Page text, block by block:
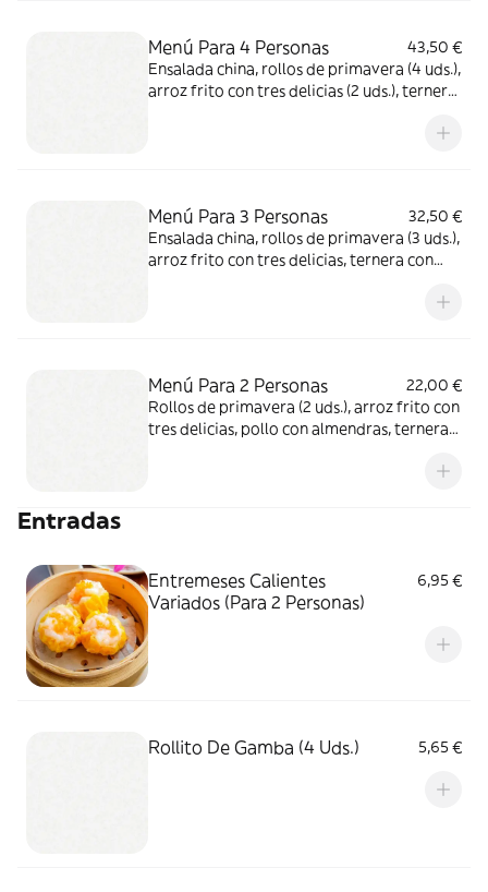
Menú Para 4 Personas
43,50 €
Ensalada china, rollos de primavera (4 uds.),
arroz frito con tres delicias (2 uds.), ternera
tallarines con tres delicias y cerdo agridulce
Menú Para 3 Personas
32,50 €
Ensalada china, rollos de primavera (3 uds.),
arroz frito con tres delicias, ternera con
Menú Para 2 Personas
22,00 €
Rollos de primavera (2 uds.), arroz frito con
tres delicias, pollo con almendras, ternera
Entradas
Entremeses Calientes
Variados (Para 2 Personas)
6,95 €
Rollito De Gamba (4 Uds.) 5,65 €